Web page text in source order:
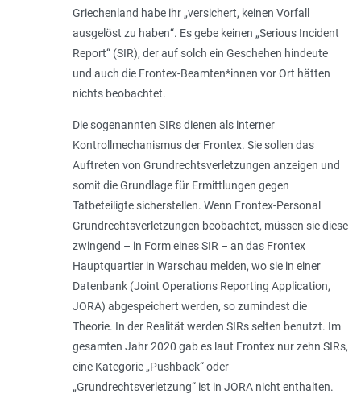
Griechenland habe ihr „versichert, keinen Vorfall
ausgelöst zu haben“. Es gebe keinen „Serious Incident
Report“ (SIR), der auf solch ein Geschehen hindeute
und auch die Frontex-Beamten*innen vor Ort hätten
nichts beobachtet.
Die sogenannten SIRs dienen als interner
Kontrollmechanismus der Frontex. Sie sollen das
Auftreten von Grundrechtsverletzungen anzeigen und
somit die Grundlage für Ermittlungen gegen
Tatbeteiligte sicherstellen. Wenn Frontex-Personal
Grundrechtsverletzungen beobachtet, müssen sie diese
zwingend – in Form eines SIR – an das Frontex
Hauptquartier in Warschau melden, wo sie in einer
Datenbank (Joint Operations Reporting Application,
JORA) abgespeichert werden, so zumindest die
Theorie. In der Realität werden SIRs selten benutzt. Im
gesamten Jahr 2020 gab es laut Frontex nur zehn SIRs,
eine Kategorie „Pushback“ oder
„Grundrechtsverletzung“ ist in JORA nicht enthalten.